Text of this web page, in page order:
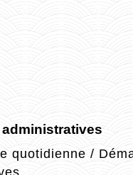
quotidienne /